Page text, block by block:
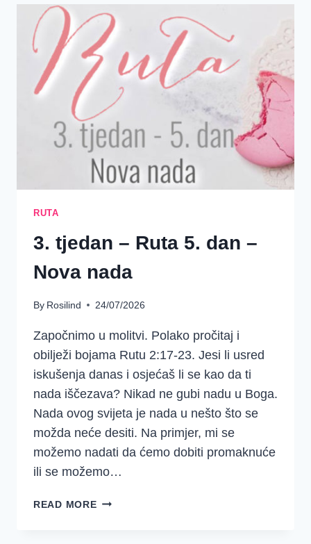
RUTI
SREDSTVA
{4.
TJEDAN}
RUTA
3. tjedan – Ruta 5. dan –
Nova nada
By Rosilind 24/07/2026
Započnimo u molitvi. Polako pročitaj i
obilježi bojama Rutu 2:17-23. Jesi li usred
iskušenja danas i osjećaš li se kao da ti
nada iščezava? Nikad ne gubi nadu u Boga.
Nada ovog svijeta je nada u nešto što se
možda neće desiti. Na primjer, mi se
možemo nadati da ćemo dobiti promaknuće
ili se možemo…
READ MORE3.